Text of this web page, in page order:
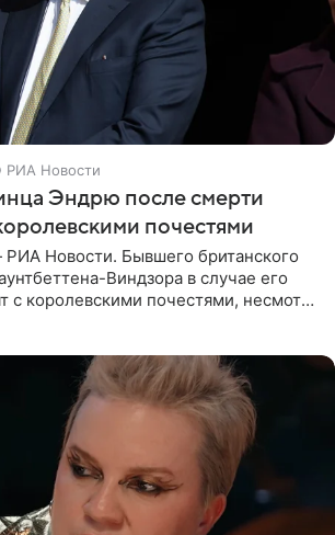
РИА Новости
Эндрю после смерти
почестями
Новости. Бывшего британского
Виндзора в случае его
с королевскими почестями, несмотря